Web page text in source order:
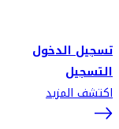
تسجيل الدخول
التسجيل
اكتشف المزيد